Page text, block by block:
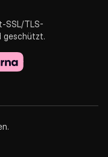
SSL/TLS-
geschützt.